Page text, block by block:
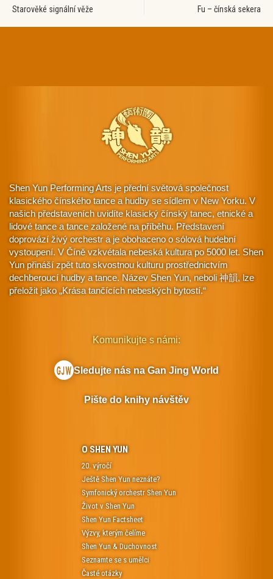
Starověké signální věže Fu – čínská sekera
Shen Yun Performing Arts je přední světová společnost
klasického čínského tance a hudby se sídlem v New Yorku. V
našich představeních uvidíte klasický čínský tanec, etnické a
lidové tance a tance založené na příběhu. Představení
doprovází živý orchestr a je obohaceno o sólová hudební
vystoupení. V Číně vzkvétala nebeská kultura po 5000 let. Shen
Yun přináší zpět tuto skvostnou kulturu prostřednictvím
dechberoucí hudby a tance. Název Shen Yun, neboli 神韻, lze
přeložit jako „Krása tančících nebeských bytostí.“
O SHEN YUN
20. výročí
Ještě Shen Yun neznáte?
Symfonický orchestr Shen Yun
Život v Shen Yun
Shen Yun Factsheet
Výzvy, kterým čelíme
Shen Yun & Duchovnost
Seznamte se s umělci
Časté otázky
Komunikujte s námi:
Sledujte nás na Gan Jing World
Pište do knihy návštěv